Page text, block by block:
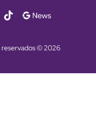
reservados © 2026